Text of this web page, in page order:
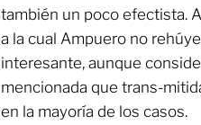
también un poco efectista.
a la cual Ampuero no
interesante, aunque
mencionada que trans-
en la mayoría de los casos.